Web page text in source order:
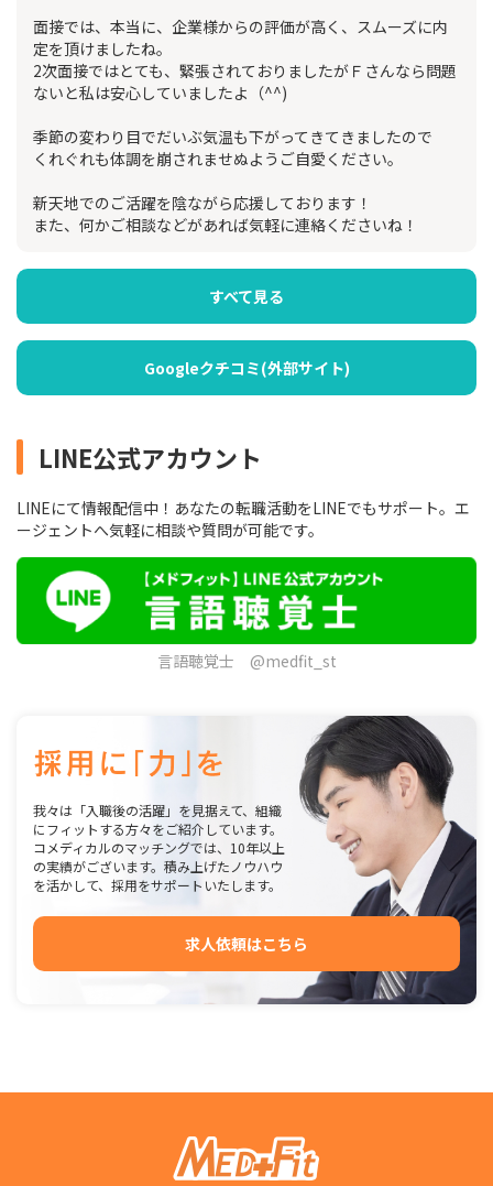
面接では、本当に、企業様からの評価が高く、スムーズに内
定を頂けましたね。
2次面接ではとても、緊張されておりましたがＦさんなら問題
ないと私は安心していましたよ（^^)
季節の変わり目でだいぶ気温も下がってきてきましたので
くれぐれも体調を崩されませぬようご自愛ください。
新天地でのご活躍を陰ながら応援しております！
また、何かご相談などがあれば気軽に連絡くださいね！
すべて見る
Googleクチコミ(外部サイト)
LINE公式アカウント
LINEにて情報配信中！あなたの転職活動をLINEでもサポート。エ
ージェントへ気軽に相談や質問が可能です。
言語聴覚士 @medfit_st
我々は「入職後の活躍」を見据えて、組織
にフィットする方々をご紹介しています。
コメディカルのマッチングでは、10年以上
の実績がございます。積み上げたノウハウ
を活かして、採用をサポートいたします。
求人依頼はこちら